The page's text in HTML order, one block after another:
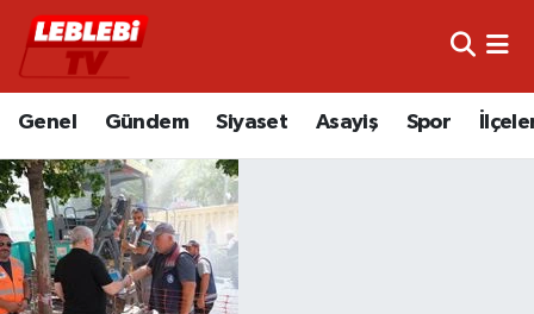
Genel Gündem Siyaset Asayiş Spor
Hava Durumu
Trafik Durumu
Süper Lig Puan Durumu ve Fikstür